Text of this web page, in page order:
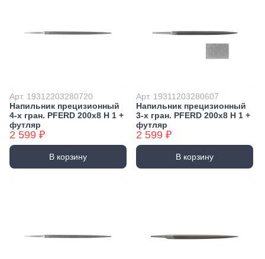
Арт. 19312203280720
Напильник прецизионный
4-х гран. PFERD 200х8 H 1 +
футляр
2 599 ₽
В корзину
Арт. 19311203280607
Напильник прецизионный
3-х гран. PFERD 200х8 H 1 +
футляр
2 599 ₽
В корзину